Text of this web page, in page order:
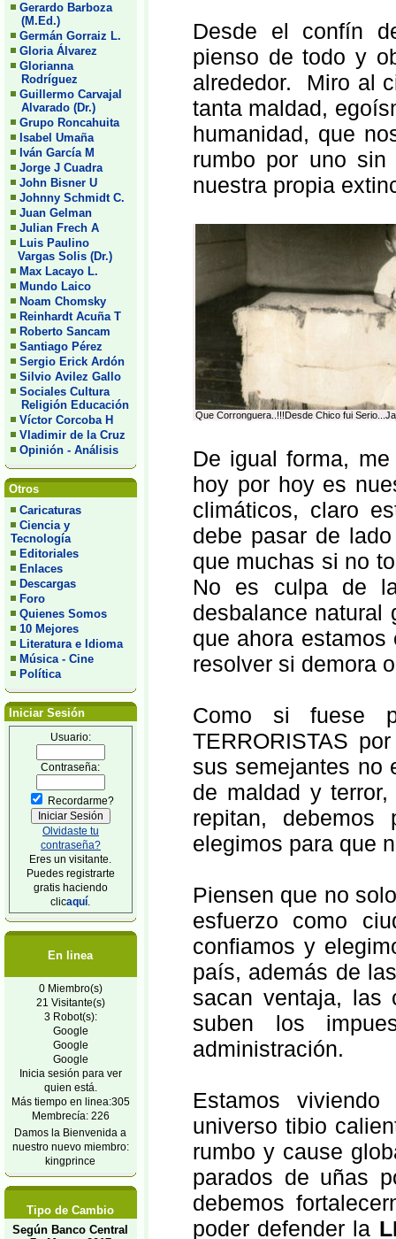
Gerardo Barboza
(M.Ed.)
Germán Gorraiz L.
Gloria Álvarez
Glorianna
Rodríguez
Guillermo Carvajal
Alvarado (Dr.)
Grupo Roncahuita
Isabel Umaña
Iván García M
Jorge J Cuadra
John Bisner U
Johnny Schmidt C.
Juan Gelman
Julian Frech A
Luis Paulino
Vargas Solis (Dr.)
Max Lacayo L.
Mundo Laico
Noam Chomsky
Reinhardt Acuña T
Roberto Sancam
Santiago Pérez
Sergio Erick Ardón
Silvio Avilez Gallo
Sociales Cultura
Religión Educación
Víctor Corcoba H
Vladimir de la Cruz
Opinión - Análisis
Otros
Caricaturas
Ciencia y
Tecnología
Editoriales
Enlaces
Descargas
Foro
Quienes Somos
10 Mejores
Literatura e Idioma
Música - Cine
Política
Iniciar Sesión
Usuario:
Contraseña:
Recordarme?
Olvidaste tu
contraseña?
Eres un visitante.
Puedes registrarte
gratis haciendo
clicaquí
En linea
0 Miembro(s)
21 Visitante(s)
3 Robot(s):
Google
Google
Google
Inicia sesión para ver
quien está.
Más tiempo en linea:305
Membrecía: 226
Damos la Bienvenida a
nuestro nuevo miembro:
kingprince
Tipo de Cambio
Según Banco Central
Desde el confín
pienso de todo y
alrededor. Miro al
tanta maldad,
humanidad, que
rumbo por uno
nuestra propia
Que Corronguera..!!!Desde Chico fui
De igual forma,
hoy por hoy es
climáticos, claro
debe pasar de
que muchas si no
No es culpa de
desbalance natural
que ahora
resolver si demora
Como si fuese
TERRORISTAS
sus semejantes no
de maldad y
repitan,
elegimos para que
Piensen que no
esfuerzo como
confiamos y
país, además de
sacan ventaja, las
suben los
administración.
Estamos
universo tibio
rumbo y cause
parados de uñas
debemos
poder defender la